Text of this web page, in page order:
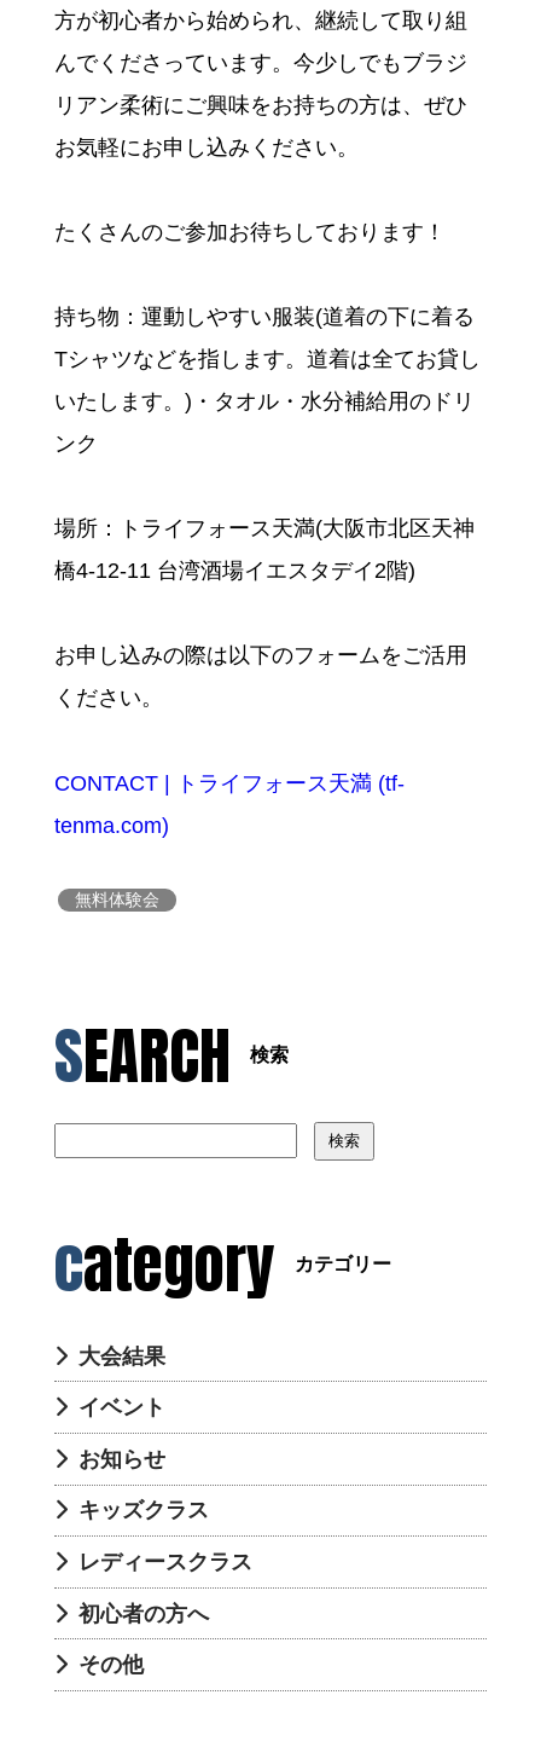
方が初心者から始められ、継続して取り組
んでくださっています。今少しでもブラジ
リアン柔術にご興味をお持ちの方は、ぜひ
お気軽にお申し込みください。
たくさんのご参加お待ちしております！
持ち物：運動しやすい服装(道着の下に着る
Tシャツなどを指します。道着は全てお貸し
いたします。)・タオル・水分補給用のドリ
ンク
場所：トライフォース天満(大阪市北区天神
橋4-12-11 台湾酒場イエスタデイ2階)
お申し込みの際は以下のフォームをご活用
ください。
CONTACT | トライフォース天満 (tf-
tenma.com)
無料体験会
SEARCH 検索
検索
category カテゴリー
大会結果
イベント
お知らせ
キッズクラス
レディースクラス
初心者の方へ
その他